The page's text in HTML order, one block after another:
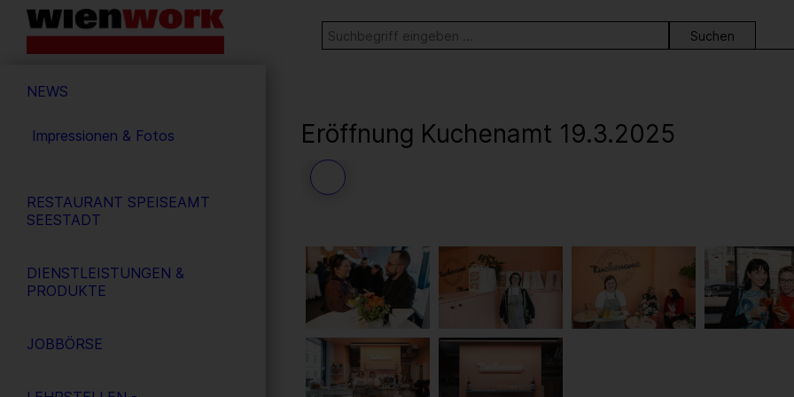
Barrierefreie
Bedienung
Webseite
Stichwortsuche
SUCHE
NEWS
Impressionen & Fotos
RESTAURANT SPEISEAMT
SEESTADT
DIENSTLEISTUNGEN &
PRODUKTE
JOBBÖRSE
Eröffnung Kuchenamt 19.3.2025
55 / 56